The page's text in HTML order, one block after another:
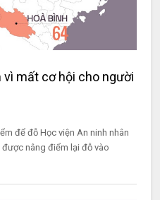
mất cơ hội cho người
để đỗ Học viện An ninh nhân
nâng điểm lại đỗ vào